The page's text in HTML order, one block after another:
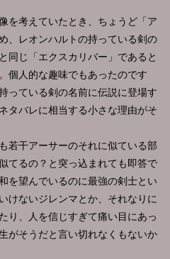
を考えていたとき、ちょうど「ア
、レオンハルトの持っている剣の
同じ「エクスカリバー」であると
個人的な趣味でもあったのです
っている剣の名前に伝説に登場す
タバレに相当する小さな理由がそ
若干アーサーのそれに似ている部
てるの？と突っ込まれても即答で
を望んでいるのに最強の剣士とい
けないジレンマとか、それなりに
り、人を信じすぎて痛い目にあっ
がそうだと言い切れなくもないか